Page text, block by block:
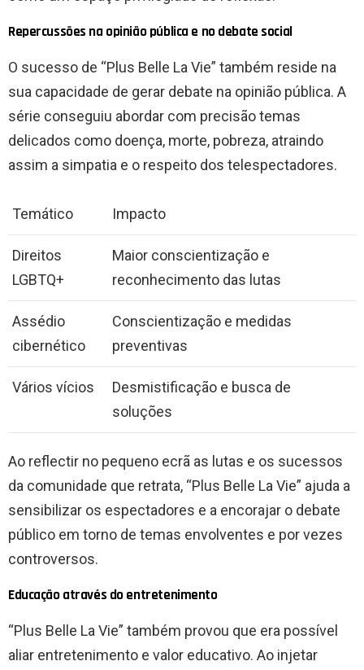
Repercussões na opinião pública e no debate social
O sucesso de “Plus Belle La Vie” também reside na
sua capacidade de gerar debate na opinião pública. A
série conseguiu abordar com precisão temas
delicados como doença, morte, pobreza, atraindo
assim a simpatia e o respeito dos telespectadores.
Temático Impacto
Direitos
LGBTQ+
Maior conscientização e
reconhecimento das lutas
Assédio
cibernético
Conscientização e medidas
preventivas
Vários vícios
Desmistificação e busca de
soluções
Ao reflectir no pequeno ecrã as lutas e os sucessos
da comunidade que retrata, “Plus Belle La Vie” ajuda a
sensibilizar os espectadores e a encorajar o debate
público em torno de temas envolventes e por vezes
controversos.
Educação através do entretenimento
“Plus Belle La Vie” também provou que era possível
aliar entretenimento e valor educativo. Ao injetar